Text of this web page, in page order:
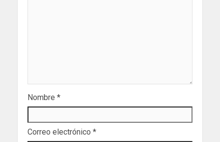
Nombre *
Correo electrónico *